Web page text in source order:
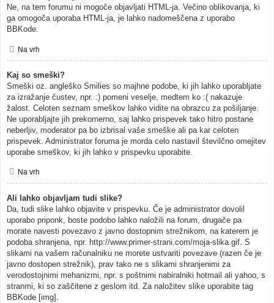
Ne, na tem forumu ni mogoče objavljati HTML-ja. Večino oblikovanja, ki
ga omogoča uporaba HTML-ja, je lahko nadomeščena z uporabo
BBKode.
Na vrh
Kaj so smeški?
Smeški oz. angleško Smilies so majhne podobe, ki jih lahko uporabljate
za izražanje čustev, npr. :) pomeni veselje, medtem ko :( nakazuje
žalost. Celoten seznam smeškov lahko vidite na obrazcu za pošiljanje.
Ne uporabljajte jih prekomerno, saj lahko prispevek tako hitro postane
neberljiv, moderator pa bo izbrisal vaše smeške ali pa kar celoten
prispevek. Administrator foruma je morda celo nastavil številčno omejitev
uporabe smeškov, ki jih lahko v prispevku uporabite.
Na vrh
Ali lahko objavljam tudi slike?
Da, tudi slike lahko objavite v prispevku. Če je administrator dovolil
uporabo priponk, boste podobo lahko naložili na forum, drugače pa
morate navesti povezavo z javno dostopnim strežnikom, na katerem je
podoba shranjena, npr. http://www.primer-strani.com/moja-slika.gif. S
slikami na vašem računalniku ne morete ustvariti povezave (razen če je
javno dostopen strežnik), prav tako ne s slikami shranjenimi za
verodostojnimi mehanizmi, npr. s poštnimi nabiralniki hotmail ali yahoo, s
stranmi, ki so zaščitene z geslom itd. Za naložitev slike uporabite tag
BBKode [img].